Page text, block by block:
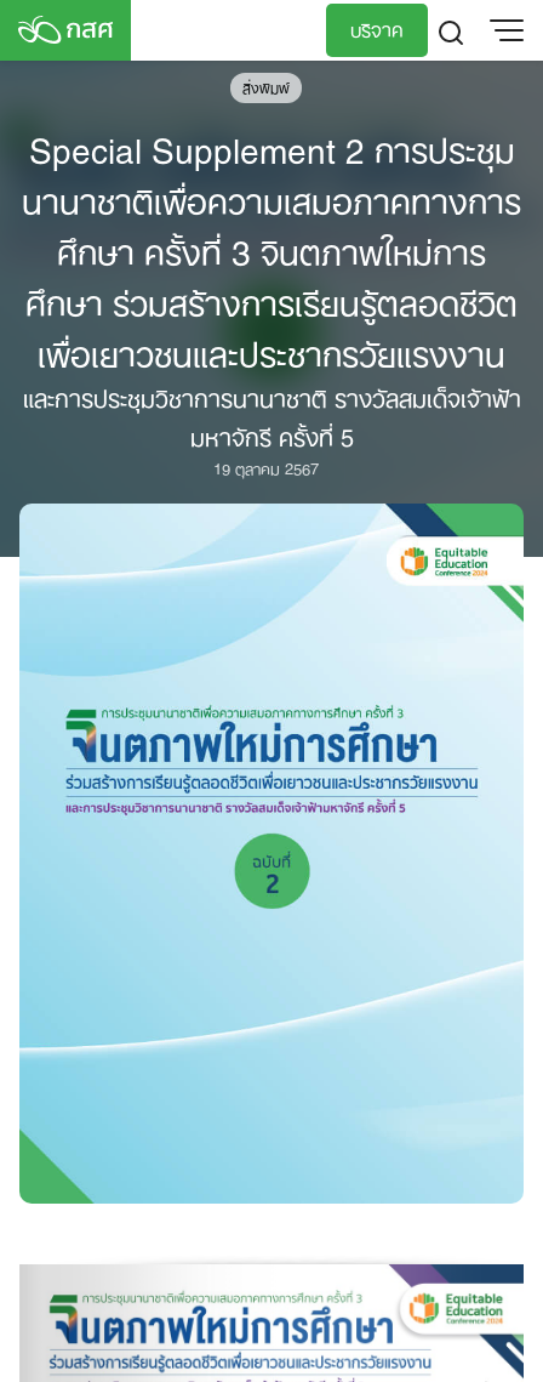
Skip
บริจาค
สิ่งพิมพ์
Special Supplement 2 การประชุม
นานาชาติเพื่อความเสมอภาคทางการ
ศึกษา ครั้งที่ 3 จินตภาพใหม่การ
ศึกษา ร่วมสร้างการเรียนรู้ตลอดชีวิต
เพื่อเยาวชนและประชากรวัยแรงงาน
และการประชุมวิชาการนานาชาติ รางวัลสมเด็จเจ้าฟ้า
มหาจักรี ครั้งที่ 5
19 ตุลาคม 2567